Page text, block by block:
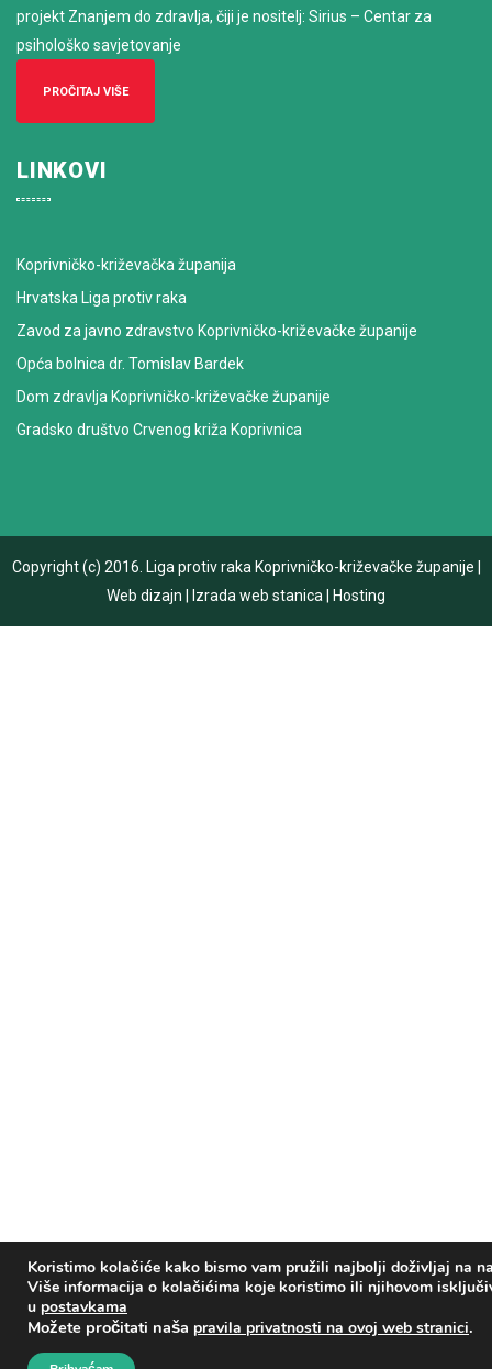
Koristimo kolačiće kako bismo vam pružili najbolji doživljaj na
Više informacija o kolačićima koje koristimo ili njihovom
u postavkama
Možete pročitati naša pravila privatnosti na ovoj web stranici.
projekt Znanjem do zdravlja, čiji je nositelj: Sirius – Centar za
psihološko savjetovanje
PROČITAJ VIŠE
LINKOVI
Koprivničko-križevačka županija
Hrvatska Liga protiv raka
Zavod za javno zdravstvo Koprivničko-križevačke županije
Opća bolnica dr. Tomislav Bardek
Dom zdravlja Koprivničko-križevačke županije
Gradsko društvo Crvenog križa Koprivnica
Copyright (c) 2016. Liga protiv raka Koprivničko-križevačke županije
Web dizajn
Izrada web stanica Hosting